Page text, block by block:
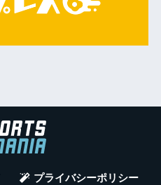
プライバシーポリシー